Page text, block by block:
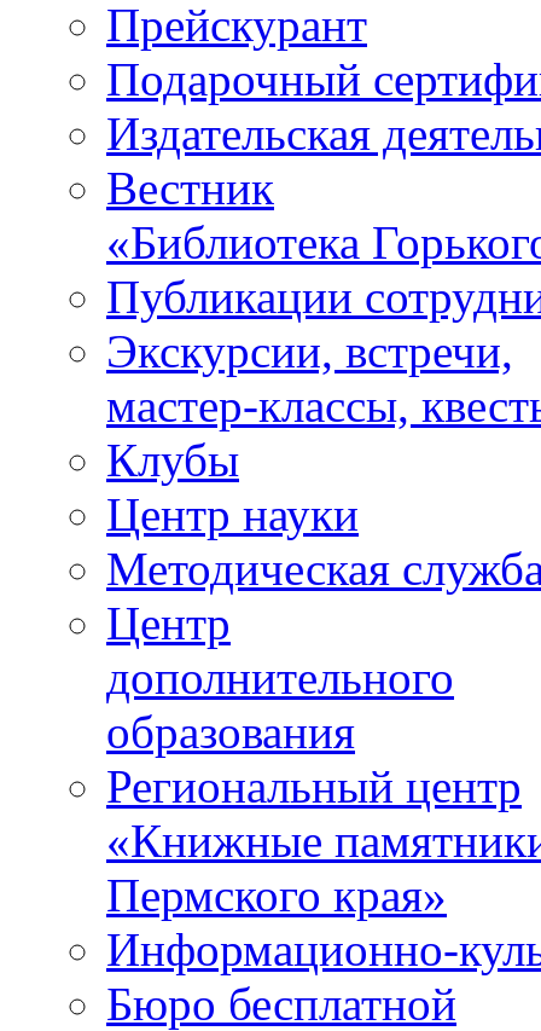
Прейскурант
Подарочный
Издательская
Вестник
«Библиотека
Публикации
Экскурсии, встречи,
мастер-классы,
Клубы
Центр науки
Методическая
Центр
дополнительного
образования
Региональный центр
«Книжные
Пермского края»
Информационно-
Бюро бесплатной